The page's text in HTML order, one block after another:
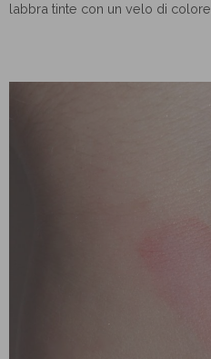
labbra tinte con un velo di colore.